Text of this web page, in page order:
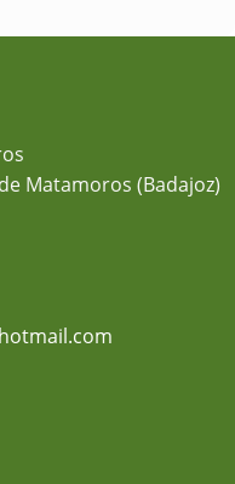
Matamoros (Badajoz)